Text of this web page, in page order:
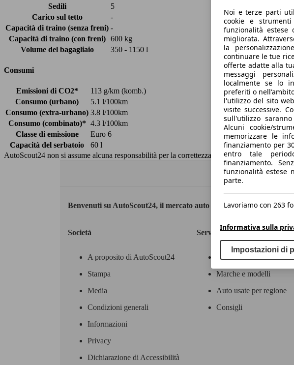
Sedili
5
Carico sul tetto
-
Capacità di traino (senza freni) -
Capacità di traino (con freni)
600 kg
Volume del bagagliaio
350 - 1150 l
Consumi
Emissioni di CO2*
113 g/km (komb.)
Consumo (urbano)
5.1 l/100km
Consumo (extra-urbano) 3.8 l/100km
Consumo (combinato)* 4.3 l/100km
Classe di emissione
Euro 6
Capacità del serbatoio
60 l
AutoScout24 non si assume alcuna responsabilità per la correttezza dei dati.
Benvenuti su AutoScout24, il mercato auto europeo.
Società
A proposito di AutoScout24
Stampa
Media
Condizioni generali
Informazioni
Privacy
Dichiarazione di Accessibilità
Servizi
Contatti
Marche e modelli
Auto usate per regione
Consigli
Noi e terze parti
cookie e
funzionalità estese
migliorata.
la
continuare le tue
offerte adatte alla
messaggi
localmente se lo
preferiti o
l'utilizzo del sito
visite successive.
sull'utilizzo
Alcuni cookie/
memorizzare le
finanziamento per
entro tale
finanziamento.
funzionalità estese
parte.
Lavoriamo con 263
Informativa sulla
Impostazioni di